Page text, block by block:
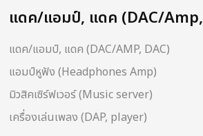
แดค/แอมป์, แดค (DAC/
แดค/แอมป์, แดค (DAC/AMP, DAC)
แอมป์หูฟัง (Headphones Amp)
มิวสิคเซิร์ฟเวอร์ (Music server)
เครื่องเล่นเพลง (DAP, player)